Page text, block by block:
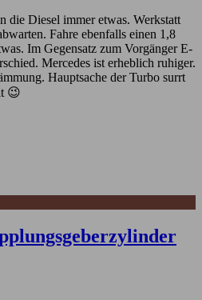
die Diesel immer etwas. Werkstatt
Fahre ebenfalls einen 1,8
Im Gegensatz zum Vorgänger E-
Mercedes ist erheblich ruhiger.
Hauptsache der Turbo surrt
😉